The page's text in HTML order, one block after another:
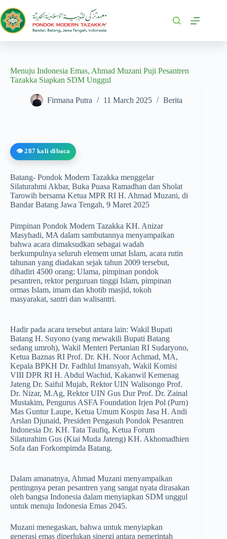
Menuju Indonesia Emas, Ahmad Muzani Puji Pesantren
Tazakka Siapkan SDM Unggul
Firmana Putra 11 March 2025 Berita
👁️ 287 kali dibaca
Batang- Pondok Modern Tazakka menggelar
Silaturahmi Akbar, Buka Puasa Ramadhan dan Sholat
Tarowih bersama Ketua MPR RI H. Ahmad Muzani, di
Bandar Batang Jawa Tengah, 9 Maret 2025
Pimpinan Pondok Modern Tazakka KH. Anizar
Masyhadi, MA dalam sambutannya menyampaikan
bahwa acara dimaksudkan sebagai wadah
berkumpulnya seluruh elemem umat Islam, acara rutin
tahunan yang diadakan sejak tahun 2009 tersebut,
dihadiri 4500 orang: Ulama, pimpinan pondok
pesantren, rektor perguruan tinggi Islam, pimpinan
ormas Islam, imam dan khotib masjid, tokoh
masyarakat, santri dan walisantri.
Hadir pada acara tersebut antara lain: Wakil Bupati
Batang H. Suyono (yang mewakili Bupati Batang
sedang umroh), Wakil Menteri Pertanian RI Sudaryono,
Ketua Baznas RI Prof. Dr. KH. Noor Achmad, MA,
Kepala BPKH Dr. Fadhlul Imansyah, Wakil Komisi
VIII DPR RI H. Abdul Wachid, Kakanwil Kemenag
Jateng Dr. Saiful Mujab, Rektor UIN Walisongo Prof.
Dr. Nizar, M.Ag, Rektor UIN Gus Dur Prof. Dr. Zainal
Mustakim, Pengurus ASFA Foundation Irjen Pol (Purn)
Mas Guntur Laupe, Ketua Umum Kospin Jasa H. Andi
Arslan Djunaid, Presiden Pengasuh Pondok Pesantren
Indonesia Dr. KH. Tata Taufiq, Ketua Forum
Silaturahim Gus (Kiai Muda Jateng) KH. Akhomadhien
Sofa dan Forkompimda Batang.
Dalam amanatnya, Ahmad Muzani menyampaikan
pentingnya peran pesantren yang sangat nyata dirasakan
oleh bangsa Indonesia dalam menyiapkan SDM unggul
untuk menuju Indonesia Emas 2045.
Muzani menegaskan, bahwa untuk menyiapkan
generasi emas diperlukan sinergi antara pemerintah